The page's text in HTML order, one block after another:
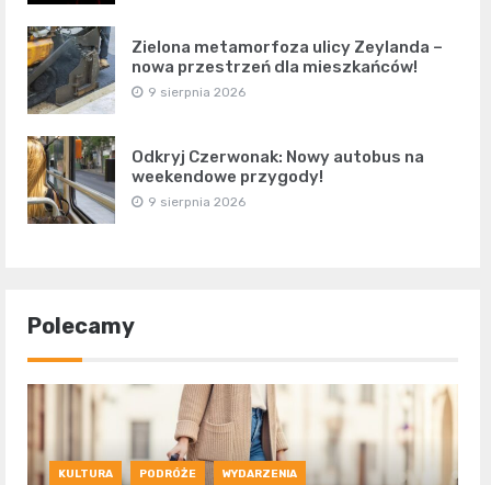
Zielona metamorfoza ulicy Zeylanda –
nowa przestrzeń dla mieszkańców!
9 sierpnia 2026
Odkryj Czerwonak: Nowy autobus na
weekendowe przygody!
9 sierpnia 2026
Polecamy
KULTURA PODRÓŻE WYDARZENIA